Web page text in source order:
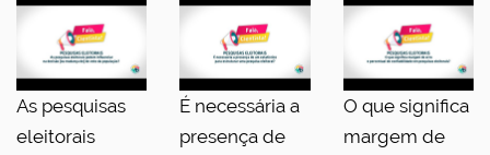
As pesquisas
eleitorais
É necessária a
presença de
O que significa
margem de